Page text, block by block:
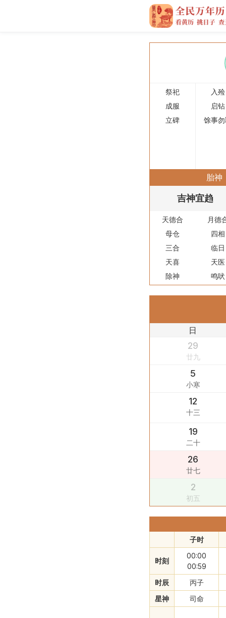
祭祀
入殓
成服
启钻
立碑
馀事
胎神
吉神宜趋
天德合
月德
母仓
四相
三合
临日
天喜
天医
除神
鸣吠
日
29
廿九
5
小寒
12
十三
19
二十
26
廿七
2
初五
子时
时刻
00:00
00:59
时辰
丙子
星神
司命